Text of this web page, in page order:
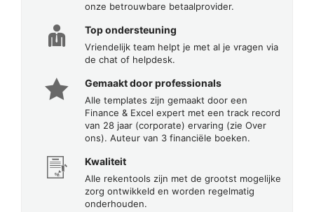
onze betrouwbare betaalprovider.
Top ondersteuning
Vriendelijk team helpt je met al je vragen via
de chat of helpdesk.
Gemaakt door professionals
Alle templates zijn gemaakt door een
Finance & Excel expert met een track record
van 28 jaar (corporate) ervaring (zie Over
ons). Auteur van 3 financiële boeken.
Kwaliteit
Alle rekentools zijn met de grootst mogelijke
zorg ontwikkeld en worden regelmatig
onderhouden.